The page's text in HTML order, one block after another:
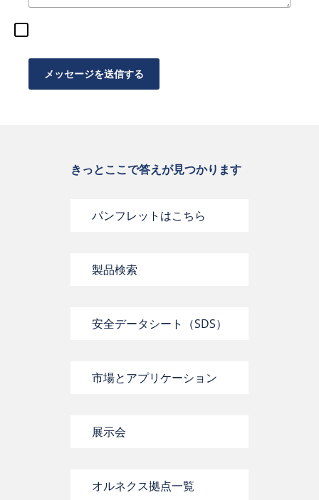
メッセージを送信する
きっとここで答えが見つかります
パンフレットはこちら
製品検索
安全データシート（SDS）
市場とアプリケーション
展示会
オルネクス拠点一覧